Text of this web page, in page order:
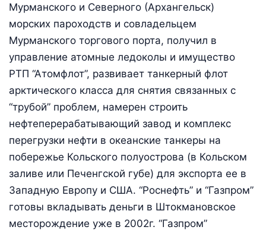
Мурманского и Северного (Архангельск)
морских пароходств и совладельцем
Мурманского торгового порта, получил в
управление атомные ледоколы и имущество
РТП “Атомфлот”, развивает танкерный флот
арктического класса для снятия связанных с
“трубой” проблем, намерен строить
нефтеперерабатывающий завод и комплекс
перегрузки нефти в океанские танкеры на
побережье Кольского полуострова (в Кольском
заливе или Печенгской губе) для экспорта ее в
Западную Европу и США. “Роснефть” и “Газпром”
готовы вкладывать деньги в Штокмановское
месторождение уже в 2002г. “Газпром”